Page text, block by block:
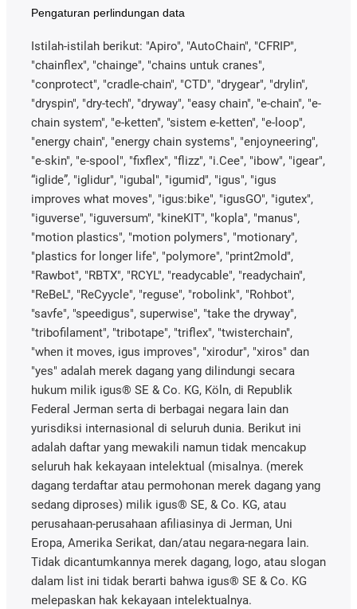
Pengaturan perlindungan data
Istilah-istilah berikut: "Apiro", "AutoChain", "CFRIP",
"chainflex", "chainge", "chains untuk cranes",
"conprotect", "cradle-chain", "CTD", "drygear", "drylin",
"dryspin", "dry-tech", "dryway", "easy chain", "e-chain", "e-
chain system", "e-ketten", "sistem e-ketten", "e-loop",
"energy chain", "energy chain systems", "enjoyneering",
"e-skin", "e-spool", "fixflex", "flizz", "i.Cee", "ibow", "igear",
“iglide”, "iglidur", "igubal", "igumid", "igus", "igus
improves what moves", "igus:bike", "igusGO", "igutex",
"iguverse", "iguversum", "kineKIT", "kopla", "manus",
"motion plastics", "motion polymers", "motionary",
"plastics for longer life", "polymore", "print2mold",
"Rawbot", "RBTX", "RCYL", "readycable", "readychain",
"ReBeL", "ReCyycle", "reguse", "robolink", "Rohbot",
"savfe", "speedigus", superwise", "take the dryway",
"tribofilament", "tribotape", "triflex", "twisterchain",
"when it moves, igus improves", "xirodur", "xiros" dan
"yes" adalah merek dagang yang dilindungi secara
hukum milik igus® SE & Co. KG, Köln, di Republik
Federal Jerman serta di berbagai negara lain dan
yurisdiksi internasional di seluruh dunia. Berikut ini
adalah daftar yang mewakili namun tidak mencakup
seluruh hak kekayaan intelektual (misalnya. (merek
dagang terdaftar atau permohonan merek dagang yang
sedang diproses) milik igus® SE, & Co. KG, atau
perusahaan-perusahaan afiliasinya di Jerman, Uni
Eropa, Amerika Serikat, dan/atau negara-negara lain.
Tidak dicantumkannya merek dagang, logo, atau slogan
dalam list ini tidak berarti bahwa igus® SE & Co. KG
melepaskan hak kekayaan intelektualnya.